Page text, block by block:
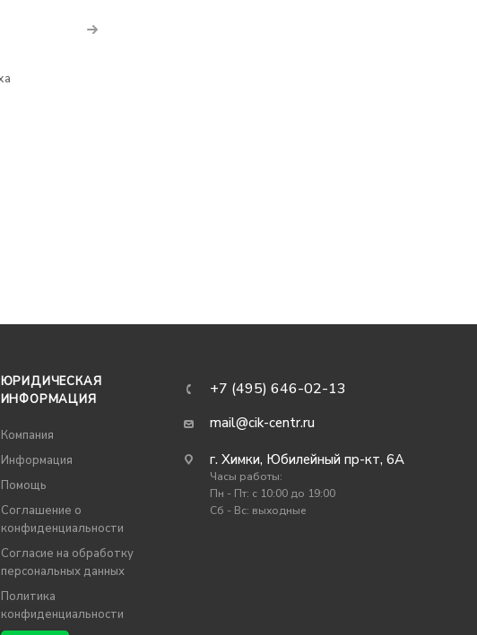
ЮРИДИЧЕСКАЯ
ИНФОРМАЦИЯ
Компания
Информация
Помощь
Соглашение о
конфиденциальности
Согласие на обработку
персональных данных
Политика
конфиденциальности
+7 (495) 646-02-13
mail@cik-centr.ru
г. Химки, Юбилейный пр-кт, 6А
Часы работы:
Пн - Пт: c 10:00 до 19:00
Сб - Вс: выходные